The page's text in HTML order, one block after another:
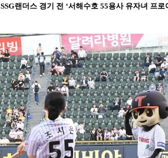
SSG랜더스 경기 전 ‘서해수호 55용사 유자녀 프로